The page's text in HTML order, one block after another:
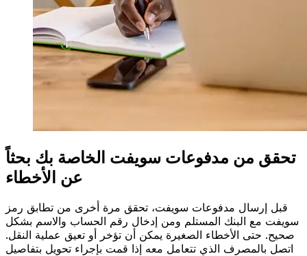
تحقق من مدفوعات سويفت الخاصة بك بحثاً
عن الأخطاء
قبل إرسال مدفوعات سويفت، تحقق مرة أخرى من تطابق رمز
سويفت مع البنك المستلم ومن إدخال رقم الحساب والاسم بشكل
صحيح. حتى الأخطاء الصغيرة يمكن أن تؤخر أو تعيق عملية النقل.
اتصل بالمصرف الذي تتعامل معه إذا قمت بإجراء تحويل بتفاصيل